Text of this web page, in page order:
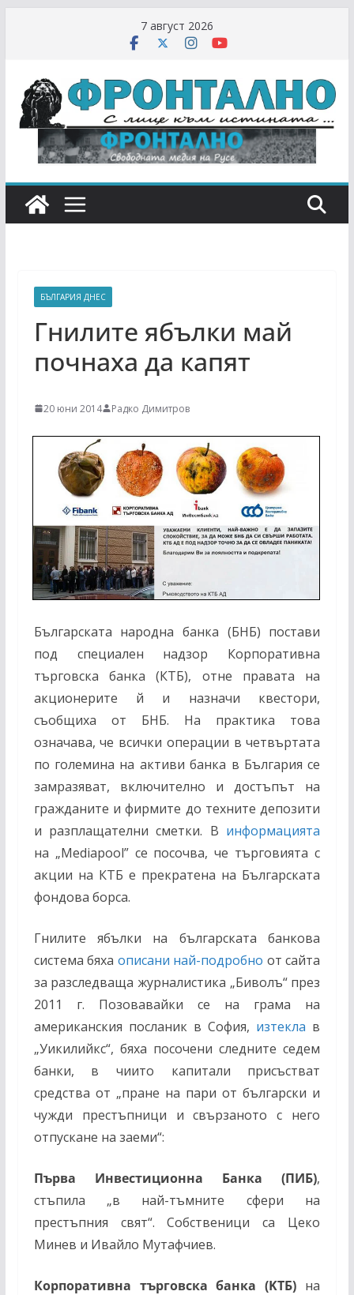
7 август 2026
БЪЛГАРИЯ ДНЕС
Гнилите ябълки май
почнаха да капят
20 юни 2014 Радко Димитров
Българската народна банка (БНБ) постави
под специален надзор Корпоративна
търговска банка (КТБ), отне правата на
акционерите й и назначи квестори,
съобщиха от БНБ. На практика това
означава, че всички операции в четвъртата
по големина на активи банка в България се
замразяват, включително и достъпът на
гражданите и фирмите до техните депозити
и разплащателни сметки. В информацията
на „Mediapool” се посочва, че търговията с
акции на КТБ е прекратена на Българската
фондова борса.
Гнилите ябълки на българската банкова
система бяха описани най-подробно от сайта
за разследваща журналистика „Биволъ“ през
2011 г. Позовавайки се на грама на
американския посланик в София, изтекла в
„Уикилийкс“, бяха посочени следните седем
банки, в чиито капитали присъстват
средства от „пране на пари от български и
чужди престъпници и свързаното с него
отпускане на заеми“:
Първа Инвестиционна Банка (ПИБ),
стъпила „в най-тъмните сфери на
престъпния свят“. Собственици са Цеко
Минев и Ивайло Мутафчиев.
Корпоративна търговска банка (KTБ) на